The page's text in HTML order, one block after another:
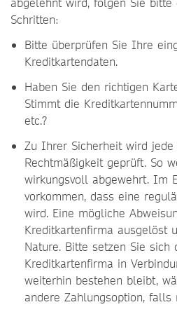
Schritten:
Bitte überprüfen Sie Ihre
Kreditkartendaten.
Haben Sie den richtigen
Stimmt die
etc.?
Zu Ihrer Sicherheit wird
Rechtmäßigkeit geprüft. So
wirkungsvoll abgewehrt. Im
vorkommen, dass eine
wird. Eine mögliche
Kreditkartenfirma ausgelöst
Nature. Bitte setzen Sie
Kreditkartenfirma in
weiterhin bestehen bleibt,
andere Zahlungsoption, falls